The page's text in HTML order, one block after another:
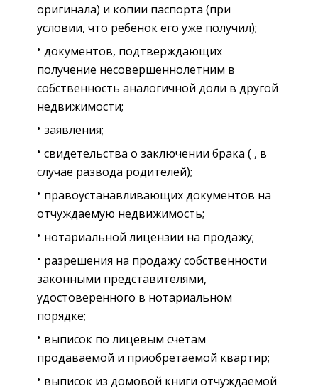
оригинала) и копии паспорта (при
условии, что ребенок его уже получил);
документов, подтверждающих
получение несовершеннолетним в
собственность аналогичной доли в другой
недвижимости;
заявления;
свидетельства о заключении брака ( , в
случае развода родителей);
правоустанавливающих документов на
отчуждаемую недвижимость;
нотариальной лицензии на продажу;
разрешения на продажу собственности
законными представителями,
удостоверенного в нотариальном
порядке;
выписок по лицевым счетам
продаваемой и приобретаемой квартир;
выписок из домовой книги отчуждаемой